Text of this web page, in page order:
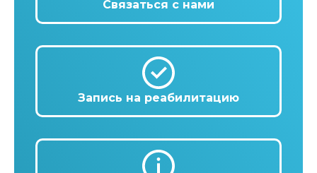
Связаться с нами
Запись на реабилитацию